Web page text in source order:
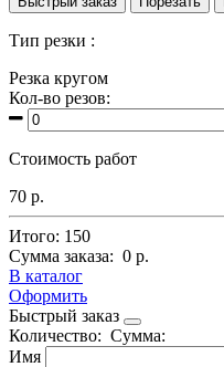
Тип резки :
Резка кругом
Кол-во резов:
Стоимость работ
70 р.
Итого: 150
Сумма заказа: 0 р.
В каталог
Оформить
Быстрый заказ
Количество: Сумма:
Имя